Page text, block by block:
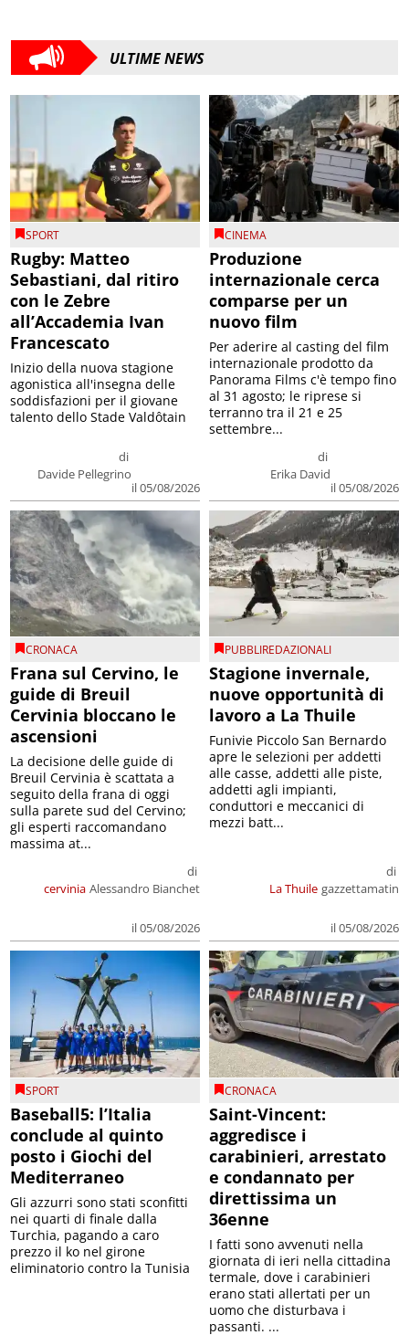
ULTIME NEWS
SPORT
Rugby: Matteo
Sebastiani, dal ritiro
con le Zebre
all’Accademia Ivan
Francescato
di
Davide Pellegrino
il 05/08/2026
Inizio della nuova stagione
agonistica all'insegna delle
soddisfazioni per il giovane
talento dello Stade Valdôtain
CINEMA
Produzione
internazionale cerca
comparse per un
nuovo film
di
Erika David
il 05/08/2026
Per aderire al casting del film
internazionale prodotto da
Panorama Films c'è tempo fino
al 31 agosto; le riprese si
terranno tra il 21 e 25
settembre...
CRONACA
Frana sul Cervino, le
guide di Breuil
Cervinia bloccano le
ascensioni
cervinia
di
Alessandro Bianchet
il 05/08/2026
La decisione delle guide di
Breuil Cervinia è scattata a
seguito della frana di oggi
sulla parete sud del Cervino;
gli esperti raccomandano
massima at...
PUBBLIREDAZIONALI
Stagione invernale,
nuove opportunità di
lavoro a La Thuile
La Thuile
di
gazzettamatin
il 05/08/2026
Funivie Piccolo San Bernardo
apre le selezioni per addetti
alle casse, addetti alle piste,
addetti agli impianti,
conduttori e meccanici di
mezzi batt...
SPORT
Baseball5: l’Italia
conclude al quinto
posto i Giochi del
Mediterraneo
Gli azzurri sono stati sconfitti
nei quarti di finale dalla
Turchia, pagando a caro
prezzo il ko nel girone
eliminatorio contro la Tunisia
CRONACA
Saint-Vincent:
aggredisce i
carabinieri, arrestato
e condannato per
direttissima un
36enne
I fatti sono avvenuti nella
giornata di ieri nella cittadina
termale, dove i carabinieri
erano stati allertati per un
uomo che disturbava i
passanti. ...